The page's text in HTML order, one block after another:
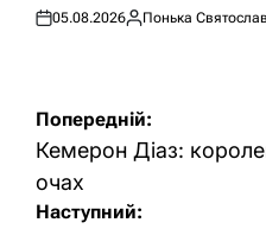
Оприлюднено
05.08.2026
Опубліковано
Понька Святослав
Навігація
записів
Попередній:
Кемерон Діаз:
очах
Наступний: